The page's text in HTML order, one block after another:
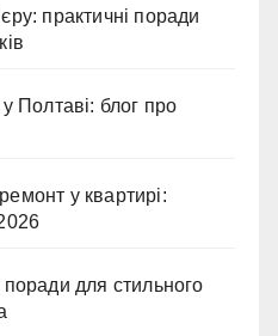
практичні поради
Полтаві: блог про
у квартирі:
для стильного